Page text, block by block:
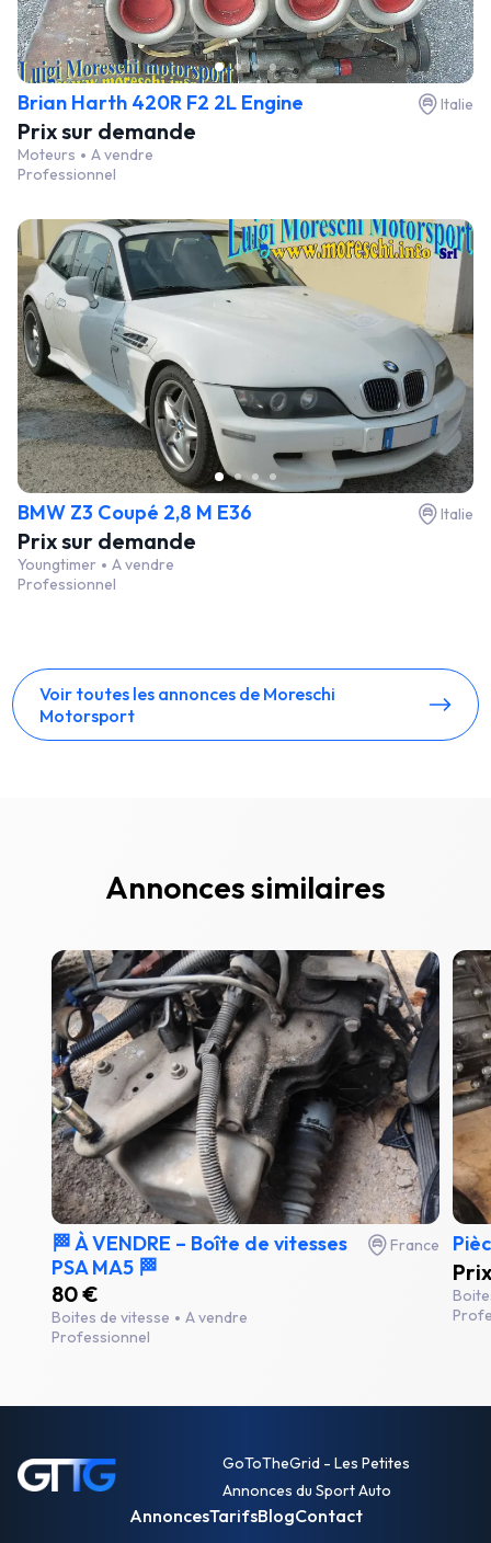
Brian Harth 420R F2 2L Engine Italie
Prix sur demande
Moteurs
A vendre
Professionnel
BMW Z3 Coupé 2,8 M E36 Italie
Prix sur demande
Youngtimer
A vendre
Professionnel
Voir toutes les annonces de Moreschi
Motorsport
Annonces similaires
🏁 À VENDRE – Boîte de vitesses
PSA MA5 🏁
France
80 €
Boites de vitesse
A vendre
Professionnel
GoToTheGrid - Les Petites
Annonces du Sport Auto
AnnoncesTarifsBlogContact